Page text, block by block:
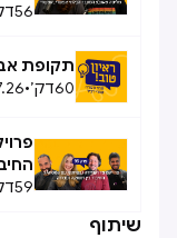
56
תקופת
60דק׳•
59
שיתוף